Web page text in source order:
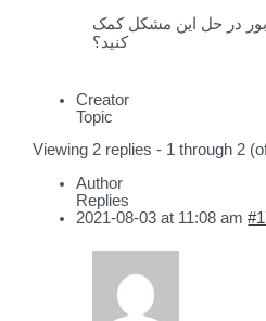
در حل این مشکل کمک
کنید؟
Creator
Topic
Viewing 2 replies - 1 through 2
Author
Replies
2021-08-03 at 11:08 am